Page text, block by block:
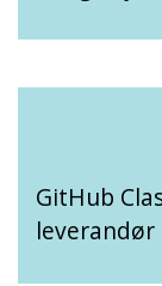
GitHub
leverandør